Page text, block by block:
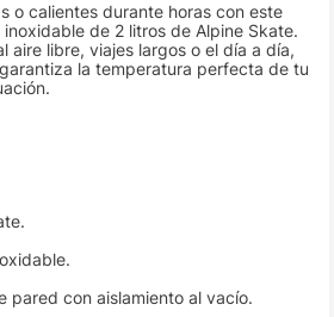
o calientes durante horas con este
de 2 litros de Alpine Skate.
aire libre, viajes largos o el día a día,
la temperatura perfecta de tu
pared con aislamiento al vacío.